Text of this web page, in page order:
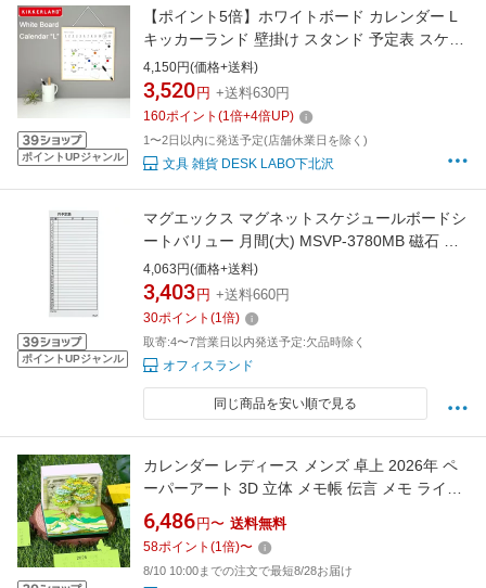
ポイントUPジャンル
【ポイント5倍】ホワイトボード カレンダー L
キッカーランド 壁掛け スタンド 予定表 スケジ
ュール マグネット 月 月刊 おしゃれ インテリア
Kikkerland
4,150円(価格+送料)
3,520 円 +送料630円
160ポイント (1倍+4倍UP)
1〜2日以内に発送予定(店舗休業日を除く)
文具 雑貨 DESK LABO下北沢
ポイントUPジャンル
マグエックス マグネットスケジュールボードシ
ートバリュー 月間(大) MSVP-3780MB 磁石 マ
ーカー マンスリー マンスリーボード 月間
MAGX
4,063円(価格+送料)
3,403 円 +送料660円
30ポイント (1倍)
取寄:4〜7営業日以内発送予定:欠品時除く
オフィスランド
同じ商品を安い順で見る
カレンダー レディース メンズ 卓上 2026年 ペ
ーパーアート 3D 立体 メモ帳 伝言 メモ ライト
付き 奇縁樹居 折紙光陰 天下一武道会 萌寵小屋
スイートドリームキャットハウス ラッキーダッ
ク 三猿 海軍本部 シティナイト フラワーカーニ
バル 自
6,486 円〜 送料無料
58ポイント (1倍)〜
8/10 10:00までの注文で最短8/28お届け